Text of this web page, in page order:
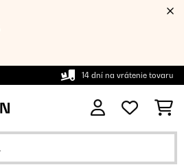
14 dní na vrátenie tovaru